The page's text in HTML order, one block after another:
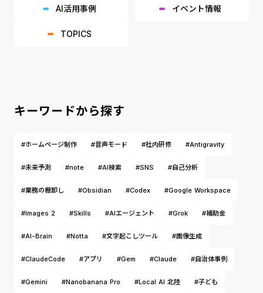
AI活用事例 イベント情報
TOPICS
キーワードから探す
#ホームページ制作 #音声モード #社内研修 #Antigravity
#未来予測 #note #AI検索 #SNS #自己分析
#業務の棚卸し #Obsidian #Codex #Google Workspace
#Images 2 #Skills #AIエージェント #Grok #補助金
#AI-Brain #Notta #文字起こしツール #画像生成
#ClaudeCode #アプリ #Gem #Claude #自治体事例
#Gemini #Nanobanana Pro #Local AI 北陸 #子ども